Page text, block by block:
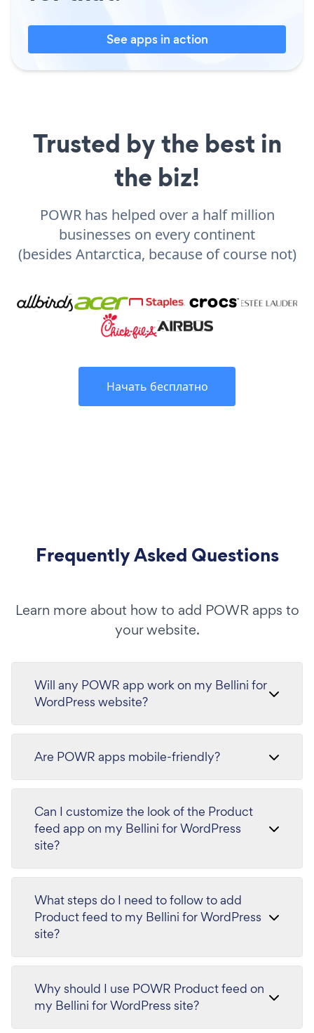
See apps in action
Trusted by the best in
the biz!
POWR has helped over a half million
businesses on every continent
(besides Antarctica, because of course not)
Начать бесплатно
Frequently Asked Questions
Learn more about how to add POWR apps to
your website.
Will any POWR app work on my Bellini for
WordPress website?
Are POWR apps mobile-friendly?
Can I customize the look of the Product
feed app on my Bellini for WordPress
site?
What steps do I need to follow to add
Product feed to my Bellini for WordPress
site?
Why should I use POWR Product feed on
my Bellini for WordPress site?